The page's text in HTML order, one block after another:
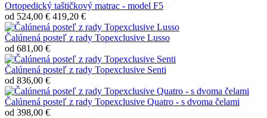
Ortopedický taštičkový matrac - model F5
od 524,00 € 419,20 €
Čalúnená posteľ z rady Topexclusive Lusso
od 681,00 €
Čalúnená posteľ z rady Topexclusive Senti
od 836,00 €
Čalúnená posteľ z rady Topexclusive Quatro - s dvoma čelami
od 398,00 €